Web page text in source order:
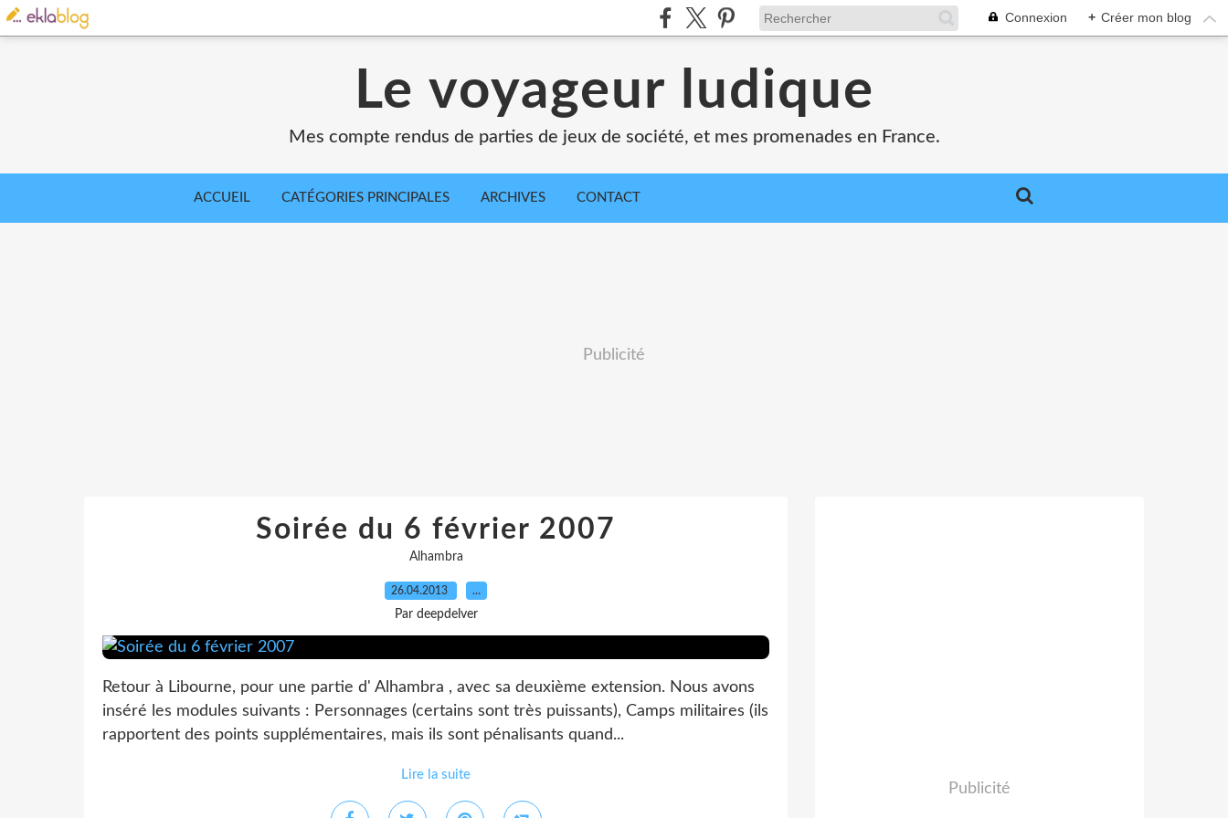
Connexion + Créer mon blog
Le voyageur ludique
Mes compte rendus de parties de jeux de société, et mes promenades en France.
ACCUEIL CATÉGORIES PRINCIPALES ARCHIVES CONTACT
Publicité
Soirée du 6 février 2007
Alhambra
26.04.2013 …
Par deepdelver
Retour à Libourne, pour une partie d' Alhambra , avec sa deuxième extension. Nous avons
inséré les modules suivants : Personnages (certains sont très puissants), Camps militaires (ils
rapportent des points supplémentaires, mais ils sont pénalisants quand...
Lire la suite
Publicité